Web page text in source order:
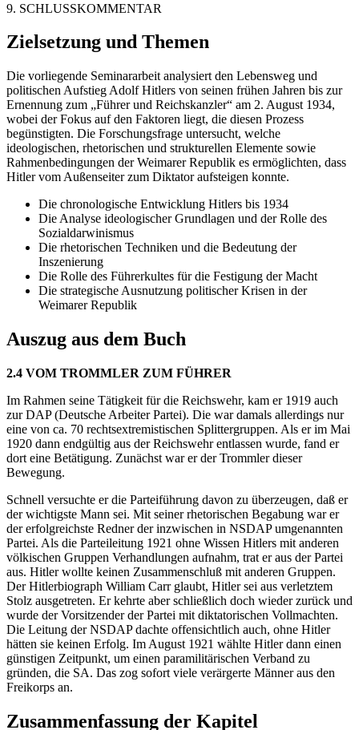
9. SCHLUSSKOMMENTAR
Zielsetzung und Themen
Die vorliegende Seminararbeit analysiert den Lebensweg und
politischen Aufstieg Adolf Hitlers von seinen frühen Jahren bis zur
Ernennung zum „Führer und Reichskanzler“ am 2. August 1934,
wobei der Fokus auf den Faktoren liegt, die diesen Prozess
begünstigten. Die Forschungsfrage untersucht, welche
ideologischen, rhetorischen und strukturellen Elemente sowie
Rahmenbedingungen der Weimarer Republik es ermöglichten, dass
Hitler vom Außenseiter zum Diktator aufsteigen konnte.
Die chronologische Entwicklung Hitlers bis 1934
Die Analyse ideologischer Grundlagen und der Rolle des
Sozialdarwinismus
Die rhetorischen Techniken und die Bedeutung der
Inszenierung
Die Rolle des Führerkultes für die Festigung der Macht
Die strategische Ausnutzung politischer Krisen in der
Weimarer Republik
Auszug aus dem Buch
2.4 VOM TROMMLER ZUM FÜHRER
Im Rahmen seine Tätigkeit für die Reichswehr, kam er 1919 auch
zur DAP (Deutsche Arbeiter Partei). Die war damals allerdings nur
eine von ca. 70 rechtsextremistischen Splittergruppen. Als er im Mai
1920 dann endgültig aus der Reichswehr entlassen wurde, fand er
dort eine Betätigung. Zunächst war er der Trommler dieser
Bewegung.
Schnell versuchte er die Parteiführung davon zu überzeugen, daß er
der wichtigste Mann sei. Mit seiner rhetorischen Begabung war er
der erfolgreichste Redner der inzwischen in NSDAP umgenannten
Partei. Als die Parteileitung 1921 ohne Wissen Hitlers mit anderen
völkischen Gruppen Verhandlungen aufnahm, trat er aus der Partei
aus. Hitler wollte keinen Zusammenschluß mit anderen Gruppen.
Der Hitlerbiograph William Carr glaubt, Hitler sei aus verletztem
Stolz ausgetreten. Er kehrte aber schließlich doch wieder zurück und
wurde der Vorsitzender der Partei mit diktatorischen Vollmachten.
Die Leitung der NSDAP dachte offensichtlich auch, ohne Hitler
hätten sie keinen Erfolg. Im August 1921 wählte Hitler dann einen
günstigen Zeitpunkt, um einen paramilitärischen Verband zu
gründen, die SA. Das zog sofort viele verärgerte Männer aus den
Freikorps an.
Zusammenfassung der Kapitel